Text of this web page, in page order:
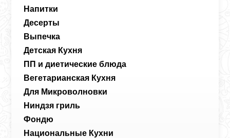
Напитки
Десерты
Выпечка
Детская Кухня
ПП и диетические блюда
Вегетарианская Кухня
Для Микроволновки
Ниндзя гриль
Фондю
Национальные Кухни